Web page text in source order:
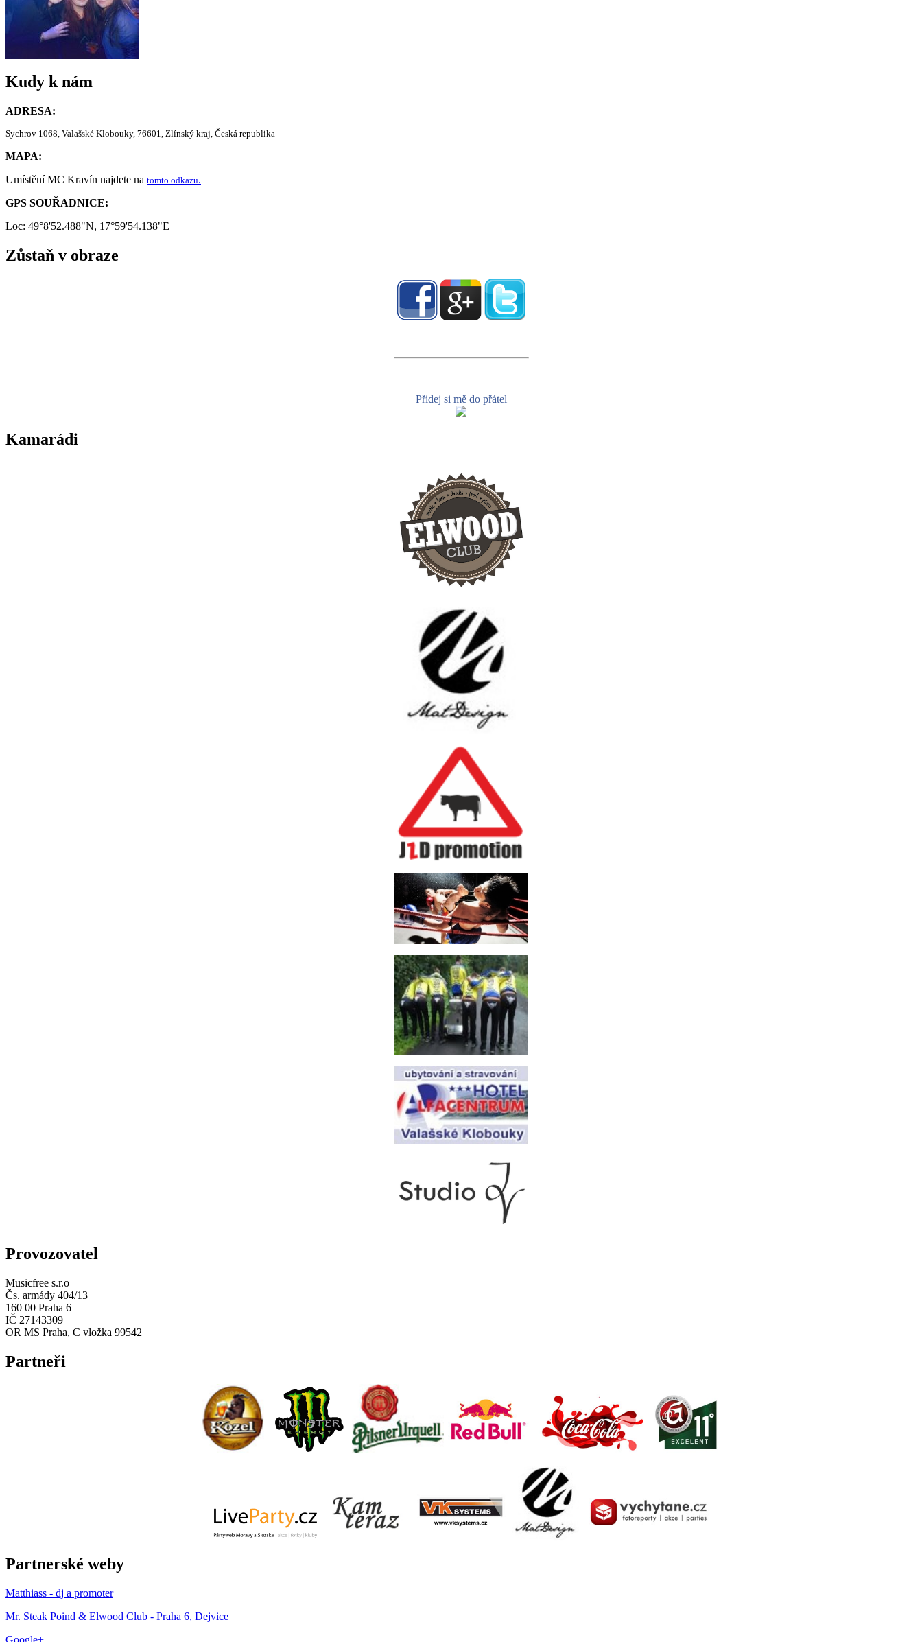
Kudy k nám
ADRESA:
Sychrov 1068, Valašské Klobouky, 76601, Zlínský kraj, Česká republika
MAPA:
Umístění MC Kravín najdete na tomto odkazu.
GPS SOUŘADNICE:
Loc: 49°8'52.488"N, 17°59'54.138"E
Zůstaň v obraze
Přidej si mě do přátel
Kamarádi
Provozovatel
Musicfree s.r.o
Čs. armády 404/13
160 00 Praha 6
IČ 27143309
OR MS Praha, C vložka 99542
Partneři
Partnerské weby
Matthiass - dj a promoter
Mr. Steak Poind & Elwood Club - Praha 6, Dejvice